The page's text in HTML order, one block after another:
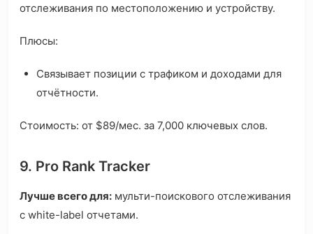
отслеживания по местоположению и устройству.
Плюсы:
Связывает позиции с трафиком и доходами для
отчётности.
Стоимость: от $89/мес. за 7,000 ключевых слов.
9. Pro Rank Tracker
Лучше всего для: мульти-поискового отслеживания
с white-label отчетами.